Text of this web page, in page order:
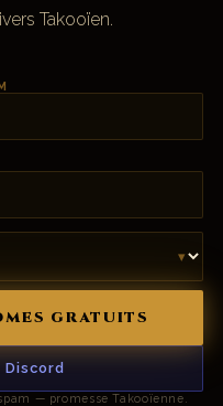
Takooïen.
GRATUITS
— promesse Takooïenne.